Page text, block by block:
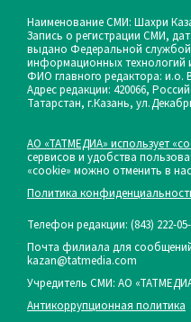
Наименование СМИ: Шахри
Запись о регистрации СМИ,
выдано Федеральной
информационных технологий
ФИО главного редактора: и.о.
Адрес редакции: 420066,
Татарстан, г.Казань,
АО «ТАТМЕДИА» использует
сервисов и удобства
«cookie» можно отменить в
Политика
Телефон редакции: (843) 222-
Почта филиала для
kazan@tatmedia.com
Учредитель СМИ: АО
Антикоррупционная политика